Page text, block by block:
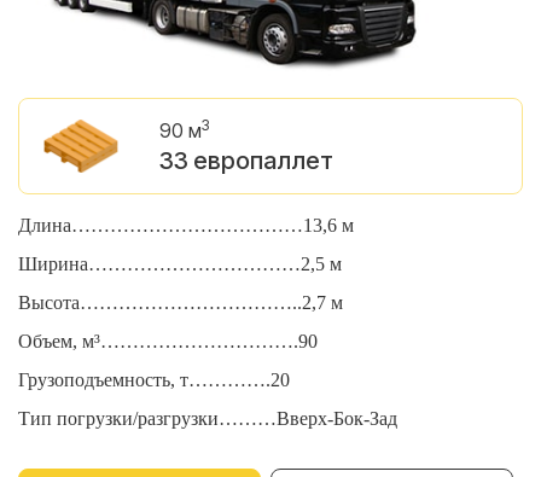
90 м3
33 европаллет
Длина………………………………13,6 м
Ширина……………………………2,5 м
Высота……………………………..2,7 м
Объем, м³………………………….90
Грузоподъемность, т………….20
Тип погрузки/разгрузки………Вверх-Бок-Зад